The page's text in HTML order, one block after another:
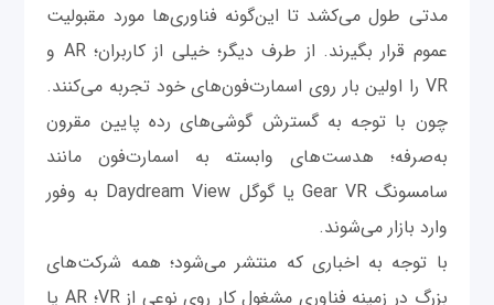
مدتی طول می‌کشد تا این‌گونه فناوری‌ها مورد مقبولیت
عموم قرار بگیرند. از طرف دیگر؛ خیلی از کاربران؛ AR و
VR را اولین بار روی اسمارت‌فون‌های خود تجربه می‌کنند.
چون با توجه به گسترش گوشی‌های رده پایین مقرون
به‌صرفه؛ هدست‌های وابسته به اسمارت‌فون مانند
سامسونگ Gear VR یا گوگل Daydream View به وفور
وارد بازار می‌شوند.
با توجه به اخباری که منتشر می‌شود؛ همه شرکت‌های
بزرگ در زمینه فناوری مشغول کار روی نوعی از VR؛ AR یا